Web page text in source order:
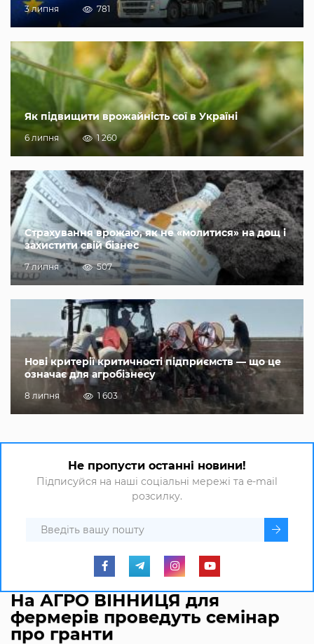
3 липня 781
Як підвищити врожайність сої в Україні
6 липня 1 260
Страхування врожаю, як не «молитися» на дощ і
захистити свій бізнес
7 липня 507
Нові критерії критичності підприємств — що це
означає для агробізнесу
8 липня 1 603
Не пропусти останні новини!
Підписуйся на наші соціальні мережі та e-mail
розсилку.
На АГРО ВІННИЦЯ для
фермерів проведуть семінар
про гранти